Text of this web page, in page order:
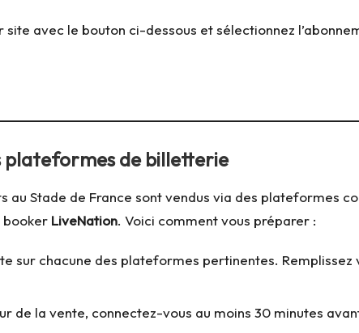
avec le bouton ci-dessous et sélectionnez
plateformes de billetterie
au Stade de France sont vendus via des plateformes
booker LiveNation. Voici comment vous préparer :
sur chacune des plateformes pertinentes.
de la vente, connectez-vous au moins 30 minutes